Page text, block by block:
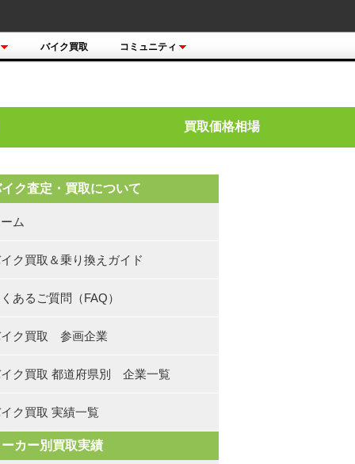
バイク買取 コミュニティ
買取価格相場
ク査定・買取について
ム
ク買取＆乗り換えガイド
あるご質問（FAQ）
ク買取 参画企業
ク買取 都道府県別 企業一覧
ク買取 実績一覧
ーカー別買取実績